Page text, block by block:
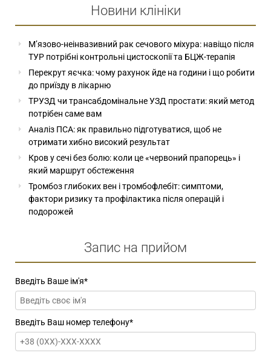
Новини клініки
М’язово-неінвазивний рак сечового міхура: навіщо після
ТУР потрібні контрольні цистоскопії та БЦЖ-терапія
Перекрут яєчка: чому рахунок йде на години і що робити
до приїзду в лікарню
ТРУЗД чи трансабдомінальне УЗД простати: який метод
потрібен саме вам
Аналіз ПСА: як правильно підготуватися, щоб не
отримати хибно високий результат
Кров у сечі без болю: коли це «червоний прапорець» і
який маршрут обстеження
Тромбоз глибоких вен і тромбофлебіт: симптоми,
фактори ризику та профілактика після операцій і
подорожей
Запис на прийом
Введіть Ваше ім'я*
Введіть Ваш номер телефону*